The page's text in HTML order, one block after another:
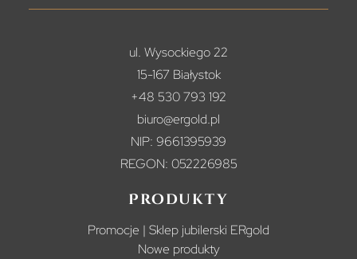
ul. Wysockiego 22
15-167 Białystok
+48 530 793 192
biuro@ergold.pl
NIP: 9661395939
REGON: 052226985
Produkty
Promocje | Sklep jubilerski ERgold
Nowe produkty